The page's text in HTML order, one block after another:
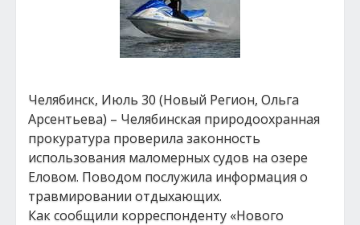
Челябинск, Июль 30 (Новый Регион, Ольга
Арсентьева) – Челябинская природоохранная
прокуратура проверила законность
использования маломерных судов на озере
Еловом. Поводом послужила информация о
травмировании отдыхающих.
Как сообщили корреспонденту «Нового